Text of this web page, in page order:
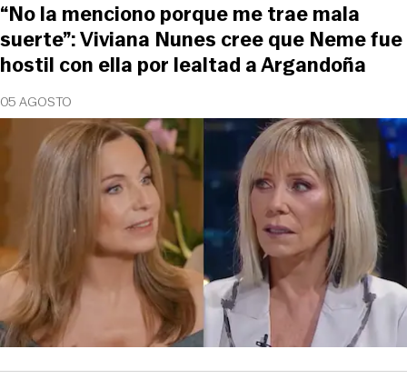
05 AGOSTO
“No la menciono porque me trae mala
suerte”: Viviana Nunes cree que Neme fue
hostil con ella por lealtad a Argandoña